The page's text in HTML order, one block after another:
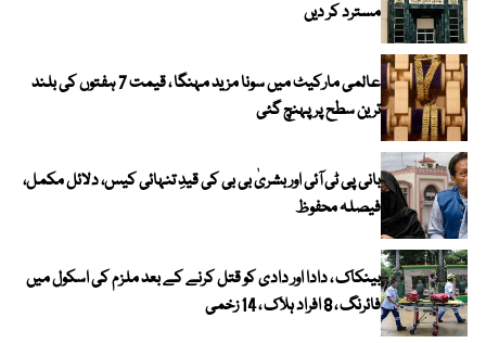
مسترد کر دیں
عالمی مارکیٹ میں سونا مزید مہنگا ، قیمت 7 ہفتوں کی بلند
ترین سطح پر پہنچ گئی
بانی پی ٹی آئی اور بشریٰ بی بی کی قیدِ تنہائی کیس، دلائل مکمل،
فیصلہ محفوظ
بینکاک ، دادا اور دادی کو قتل کرنے کے بعد ملزم کی اسکول میں
فائرنگ ، 8 افراد ہلاک ، 14 زخمی